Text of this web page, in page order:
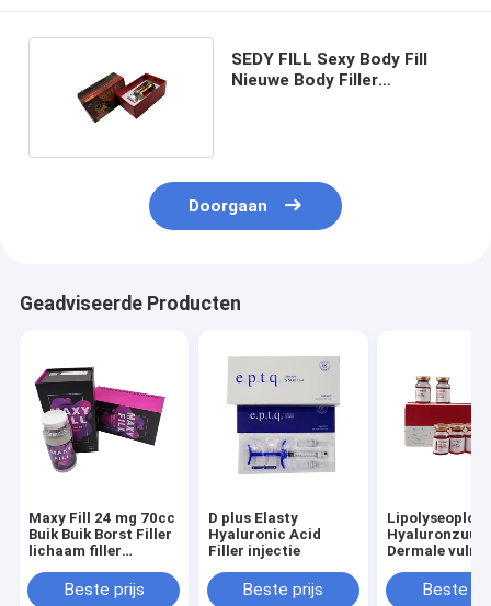
SEDY FILL Sexy Body Fill
Nieuwe Body Filler
Doorgaan
Geadviseerde Producten
Maxy Fill 24 mg 70cc
Buik Buik Borst Filler
lichaam filler
Beste prijs
D plus Elasty
Hyaluronic Acid
Filler injectie
Beste prijs
Hyaluronzuur
Dermale
Beste